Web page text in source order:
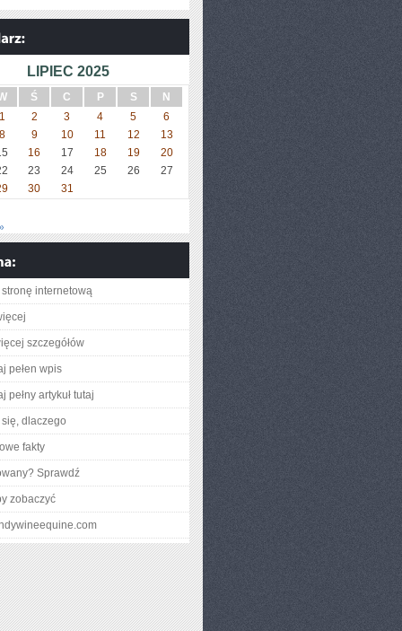
LIPIEC 2025
Ś C P S
N
2 3 4 5
6
9 10 11 12
13
16 17 18 19
20
23 24 25 26
27
30 31
internetową
szczegółów
pełen wpis
pełny artykuł tutaj
dlaczego
fakty
Sprawdź
zobaczyć